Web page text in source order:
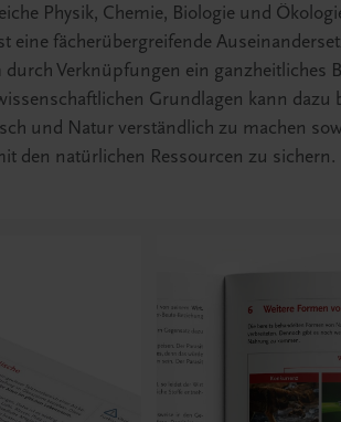
Physik, Chemie, Biologie und
eine fächerübergreifende
Verknüpfungen ein ganzheitliches
Grundlagen kann dazu
und Natur verständlich zu machen
den natürlichen Ressourcen zu sichern.